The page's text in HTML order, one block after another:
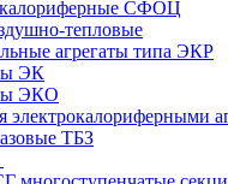
СФОЦ
тепловые
агрегаты типа ЭКР
ЭК
ЭКО
электрокалориферными
ТБЗ